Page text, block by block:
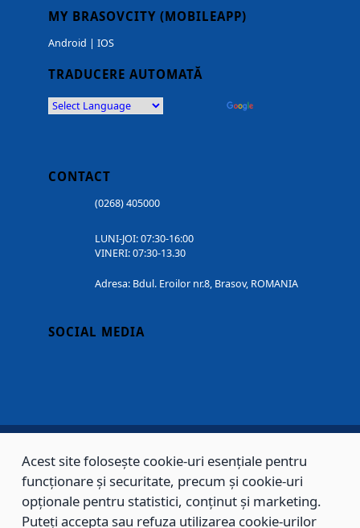
MY BRASOVCITY (MOBILEAPP)
Android | IOS
TRADUCERE AUTOMATĂ
CONTACT
(0268) 405000
LUNI-JOI: 07:30-16:00
VINERI: 07:30-13.30
Adresa: Bdul. Eroilor nr.8, Brasov, ROMANIA
SOCIAL MEDIA
Copyright © 2002 - 2026 - PRIMĂRIA MUNICIPIULUI BRAȘOV, toate drepturile
rezervate.
Acest site folosește cookie-uri esențiale pentru
funcționare și securitate, precum și cookie-uri
opționale pentru statistici, conținut și marketing.
Puteți accepta sau refuza utilizarea cookie-urilor